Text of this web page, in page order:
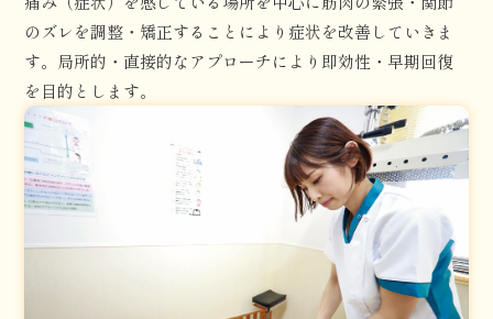
のズレを調整・矯正することにより症状を改善していきま
す。局所的・直接的なアプローチにより即効性・早期回復
を目的とします。